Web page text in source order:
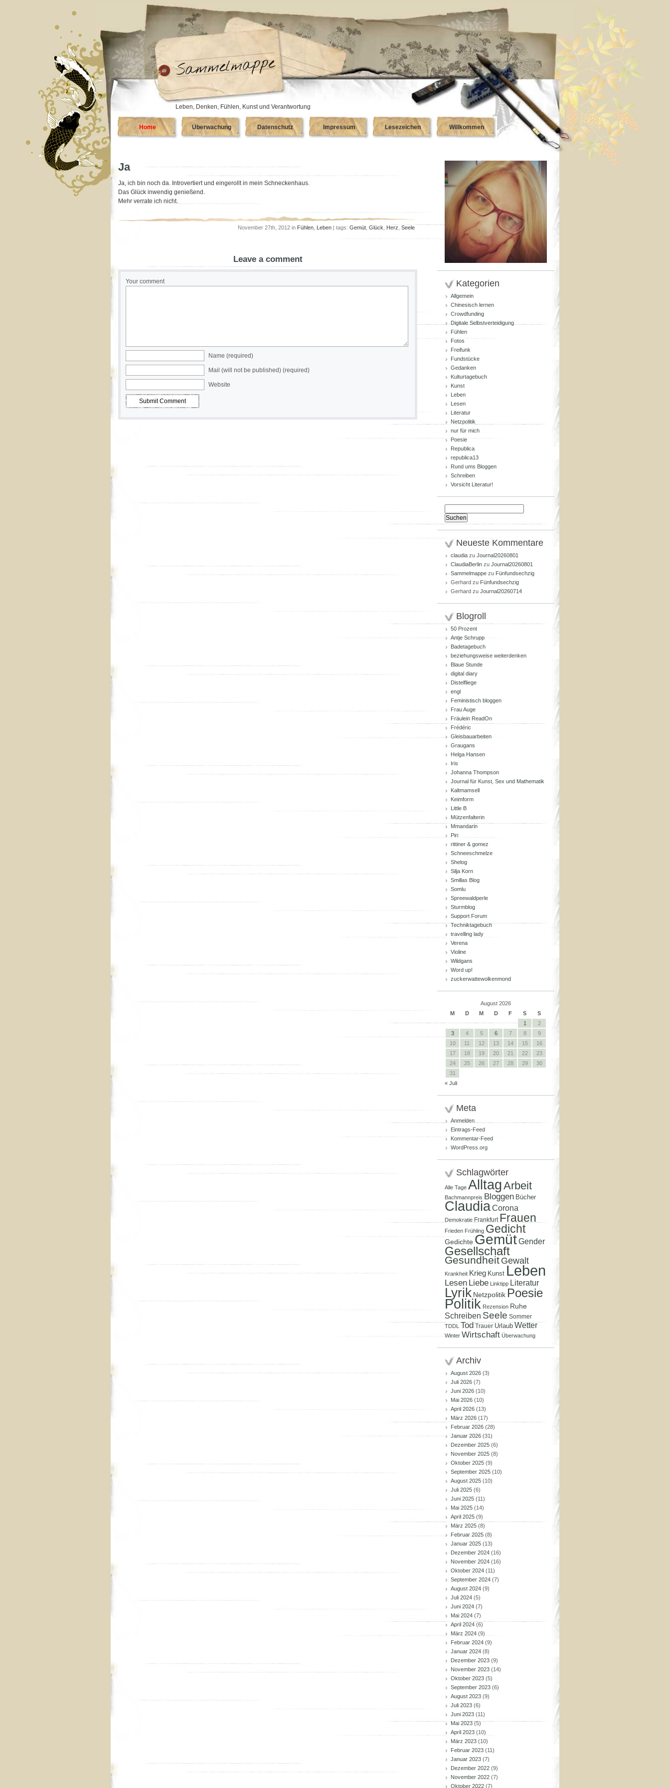
Leben, Denken, Fühlen, Kunst und Verantwortung
Home Überwachung Datenschutz Impressum Lesezeichen Willkommen
Ja
Ja, ich bin noch da. Introvertiert und eingerollt in mein Schneckenhaus.
Das Glück inwendig genießend.
Mehr verrate ich nicht.
November 27th, 2012 in Fühlen Leben | tags: Gemüt Glück Herz Seele
Leave a comment
Your comment
Name (required)
Mail (will not be published) (required)
Website
Kategorien
Allgemein
Chinesisch lernen
Crowdfunding
Digitale Selbstverteidigung
Fühlen
Fotos
Freifunk
Fundstücke
Gedanken
Kulturtagebuch
Kunst
Leben
Lesen
Literatur
Netzpolitik
nur für mich
Poesie
Republica
republica13
Rund ums Bloggen
Schreiben
Vorsicht Literatur!
nach:
Neueste Kommentare
claudia zu Journal20260801
ClaudiaBerlin zu Journal20260801
Sammelmappe zu Fünfundsechzig
Gerhard zu Fünfundsechzig
Gerhard zu Journal20260714
Blogroll
50 Prozent
Antje Schrupp
Badetagebuch
beziehungsweise weiterdenken
Blaue Stunde
digital diary
Distelfliege
engl
Feministisch bloggen
Frau Auge
Fräulein ReadOn
Frédéric
Gleisbauarbeiten
Graugans
Helga Hansen
Iris
Johanna Thompson
Journal für Kunst, Sex und Mathematik
Kaltmamsell
Keimform
Little B
Mützenfalterin
Mmandarin
Piri
rittiner & gomez
Schneeschmelze
Shelog
Silja Korn
Smillas Blog
Somlu
Spreewaldperle
Sturmblog
Support Forum
Techniktagebuch
travelling lady
Verena
Violine
Wildgans
Word up!
zuckerwattewolkenmond
August 2026
M
D M D F S
S
1
2
3
4 5 6 7 8
9
10
11 12 13 14 15
16
17
18 19 20 21 22
23
24
25 26 27 28 29
30
31
« Juli
Meta
Anmelden
Eintrags-Feed
Kommentar-Feed
WordPress.org
Schlagwörter
Alle Tage AlltagArbeit
Bachmannpreis Bloggen Bücher
ClaudiaCorona
Demokratie Frankfurt Frauen
Frieden Frühling Gedicht
Gedichte GemütGender
Gesellschaft
Gesundheit Gewalt
Krankheit Krieg Kunst Leben
Lesen Liebe Linktipp Literatur
Lyrik Netzpolitik Poesie
Politik Rezension Ruhe
Schreiben Seele Sommer
TDDL Tod Trauer Urlaub Wetter
Winter Wirtschaft Überwachung
Archiv
August 2026 (3)
Juli 2026 (7)
Juni 2026 (10)
Mai 2026 (10)
April 2026 (13)
März 2026 (17)
Februar 2026 (28)
Januar 2026 (31)
Dezember 2025 (6)
November 2025 (8)
Oktober 2025 (9)
September 2025 (10)
August 2025 (10)
Juli 2025 (6)
Juni 2025 (11)
Mai 2025 (14)
April 2025 (9)
März 2025 (8)
Februar 2025 (8)
Januar 2025 (13)
Dezember 2024 (16)
November 2024 (16)
Oktober 2024 (11)
September 2024 (7)
August 2024 (9)
Juli 2024 (5)
Juni 2024 (7)
Mai 2024 (7)
April 2024 (6)
März 2024 (9)
Februar 2024 (9)
Januar 2024 (8)
Dezember 2023 (9)
November 2023 (14)
Oktober 2023 (5)
September 2023 (6)
August 2023 (9)
Juli 2023 (6)
Juni 2023 (11)
Mai 2023(5)
April 2023 (10)
März 2023 (10)
Februar 2023 (11)
Januar 2023 (7)
Dezember 2022 (9)
November 2022 (7)
Oktober 2022 (7)